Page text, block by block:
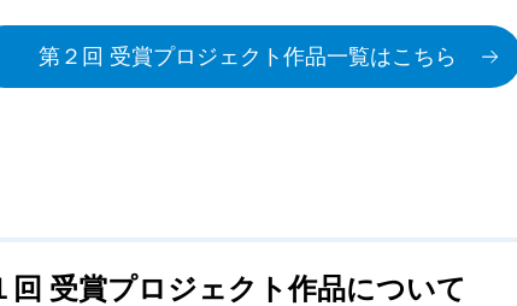
第２回 受賞プロジェクト作品一覧はこちら
回 受賞プロジェクト作品について